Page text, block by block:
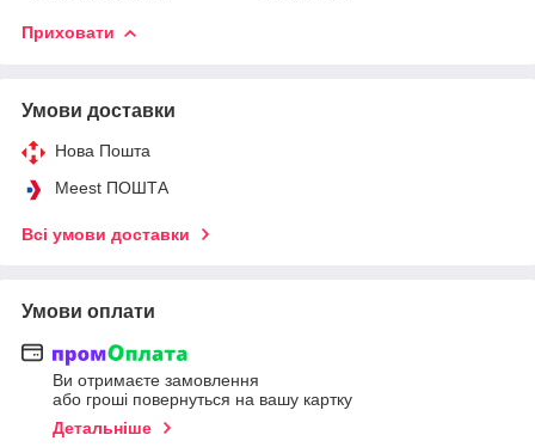
Приховати
Умови доставки
Нова Пошта
Meest ПОШТА
Всі умови доставки
Умови оплати
Ви отримаєте замовлення
або гроші повернуться на вашу картку
Детальніше